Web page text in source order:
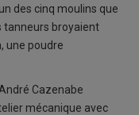
des cinq moulins que
tanneurs broyaient
une poudre
Cazenabe
mécanique avec